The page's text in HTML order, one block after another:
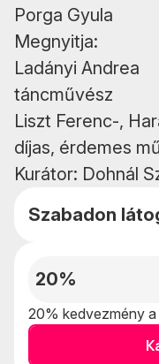
Porga Gyula
Megnyitja:
Ladányi Andrea
táncművész
Liszt Ferenc-,
díjas, érdemes
Kurátor: Dohnál
Szabadon
20%
20% kedvezmény